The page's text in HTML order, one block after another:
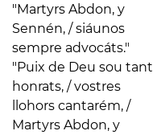
"Martyrs Abdon, y
Sennén, / siáunos
sempre advocáts."
"Puix de Deu sou tant
honrats, / vostres
llohors cantarém, /
Martyrs Abdon, y
y ab assots guarnits de
plom / cruelment vos
fa assotar: / Per la terra
corrent la sanch / teníu
al Cel los cors claváts; /
TORNADA. Vensút
aqueix grant torment,